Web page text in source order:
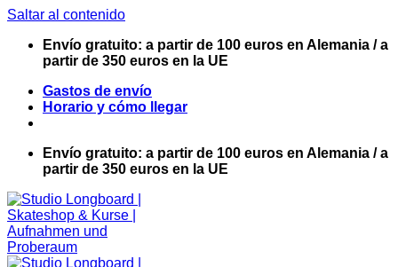
Saltar al contenido
Envío gratuito: a partir de 100 euros en Alemania / a
partir de 350 euros en la UE
Gastos de envío
Horario y cómo llegar
Envío gratuito: a partir de 100 euros en Alemania / a
partir de 350 euros en la UE